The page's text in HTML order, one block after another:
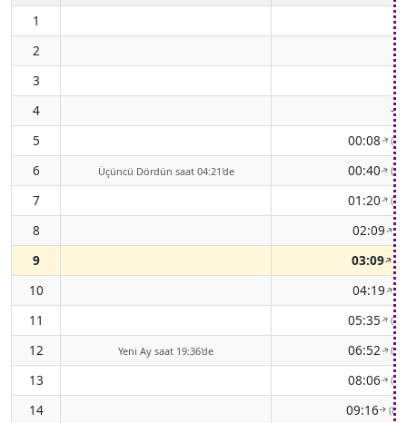
1
2
3
4
-
5
00:08↑
6 Üçüncü Dördün saat 04:21'de 00:40↑
7 01:20↑
8 02:09↑
9 03:09↑
10 04:19↑
11 05:35↑
12 Yeni Ay saat 19:36'de 06:52↑
13 08:06↑
14 09:16↑